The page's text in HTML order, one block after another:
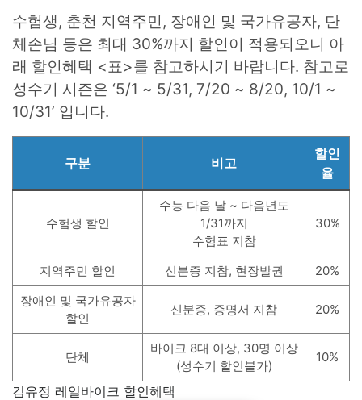
수험생, 춘천 지역주민, 장애인 및 국가유공자, 단
체손님 등은 최대 30%까지 할인이 적용되오니 아
래 할인혜택 <표>를 참고하시기 바랍니다. 참고로
성수기 시즌은 ‘5/1 ~ 5/31, 7/20 ~ 8/20, 10/1 ~
10/31’ 입니다.
구분 비고
할인
율
수험생 할인
수능 다음 날 ~ 다음년도
1/31까지
수험표 지참
30%
지역주민 할인 신분증 지참, 현장발권
20%
장애인 및 국가유공자
할인
신분증, 증명서 지참 20%
단체
바이크 8대 이상, 30명 이상
(성수기 할인불가)
10%
김유정 레일바이크 할인혜택